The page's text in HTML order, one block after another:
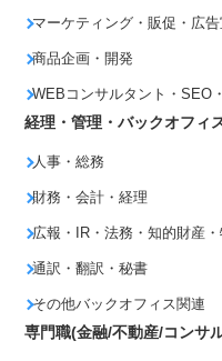
マーケティング・販促・広
商品企画・開発
WEBコンサルタント・SEO
経理・管理・バックオフィ
人事・総務
財務・会計・経理
広報・IR・法務・知的財産
通訳・翻訳・秘書
その他バックオフィス関連
専門職(金融/不動産/コンサ